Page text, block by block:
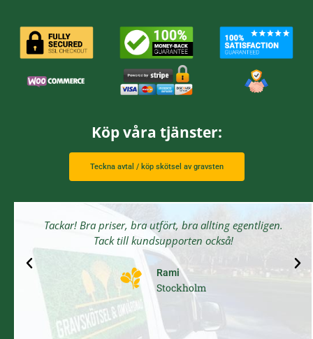
Köp våra tjänster:
Teckna avtal / köp skötsel av gravsten
Tackar! Bra priser, bra utfört, bra allting egentligen.
Tack till kundsupporten också!
Rami
Stockholm